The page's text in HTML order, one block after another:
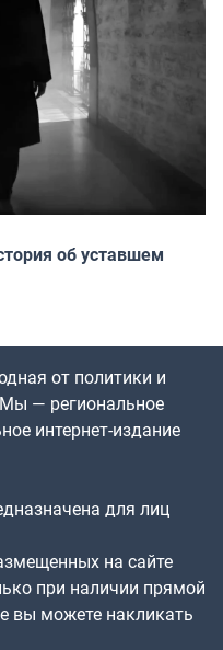
об уставшем
от политики и
— региональное
интернет-издание
для лиц
на сайте
при наличии прямой
вы можете накликать